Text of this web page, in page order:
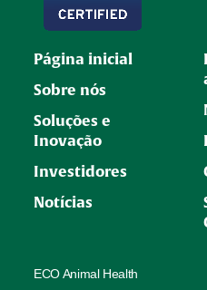
Página inicial
Sobre nós
Soluções e
Inovação
Investidores
Notícias
ECO Animal Health